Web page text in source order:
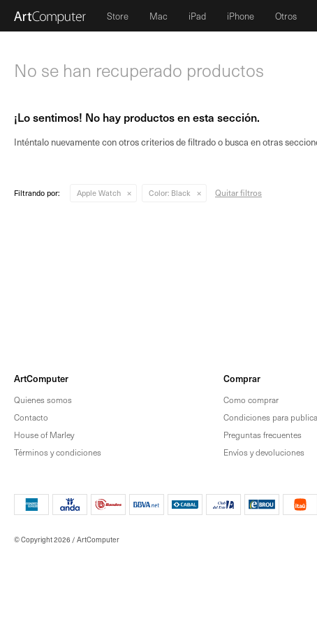
Store Mac iPad iPhone Otros
No se han recuperado productos
¡Lo sentimos! No hay productos en esta sección.
Inténtalo nuevamente con otros criterios de filtrado o busca en otras
Filtrando por: Apple Watch Color: Black Quitar filtros
ArtComputer
Quienes somos
Contacto
House of Marley
Términos y condiciones
Comprar
Como comprar
Condiciones para
Preguntas frecuentes
Envíos y devoluciones
© Copyright 2026 / ArtComputer